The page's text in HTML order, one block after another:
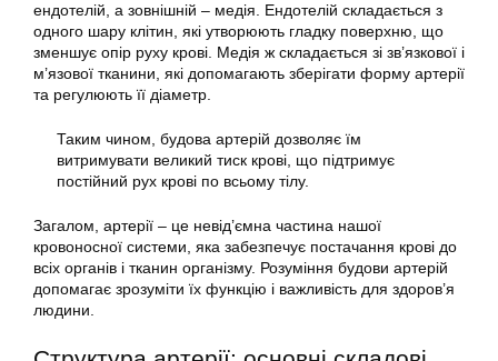
ендотелій, а зовнішній – медія. Ендотелій складається з
одного шару клітин, які утворюють гладку поверхню, що
зменшує опір руху крові. Медія ж складається зі зв’язкової і
м’язової тканини, які допомагають зберігати форму артерії
та регулюють її діаметр.
Таким чином, будова артерій дозволяє їм
витримувати великий тиск крові, що підтримує
постійний рух крові по всьому тілу.
Загалом, артерії – це невід’ємна частина нашої
кровоносної системи, яка забезпечує постачання крові до
всіх органів і тканин організму. Розуміння будови артерій
допомагає зрозуміти їх функцію і важливість для здоров’я
людини.